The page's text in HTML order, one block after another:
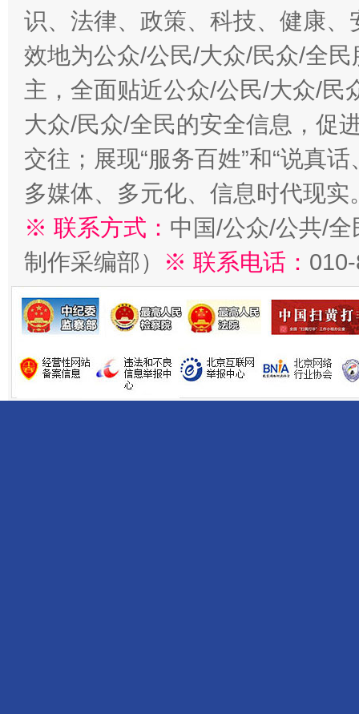
识、法律、政策、科技、健康
效地为公众/公民/大众/民众/全
主，全面贴近公众/公民/大众/民
大众/民众/全民的安全信息，促
交往；展现“服务百姓”和“说真
多媒体、多元化、信息时代现实
※ 联系方式： 中国/公众/公共/
制作采编部）
※ 联系电话：